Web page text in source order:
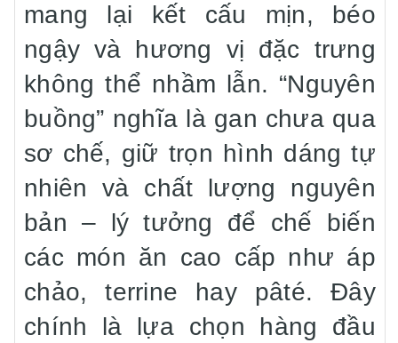
mang lại kết cấu mịn, béo
ngậy và hương vị đặc trưng
không thể nhầm lẫn. “Nguyên
buồng” nghĩa là gan chưa qua
sơ chế, giữ trọn hình dáng tự
nhiên và chất lượng nguyên
bản – lý tưởng để chế biến
các món ăn cao cấp như áp
chảo, terrine hay pâté. Đây
chính là lựa chọn hàng đầu